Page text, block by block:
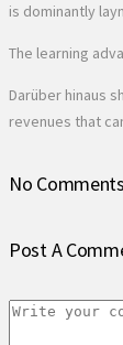
is dominantly
The learning
Darüber hinaus
revenues that
No Comments
Post A